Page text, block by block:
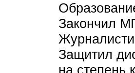
Закончил
Защитил
на степень